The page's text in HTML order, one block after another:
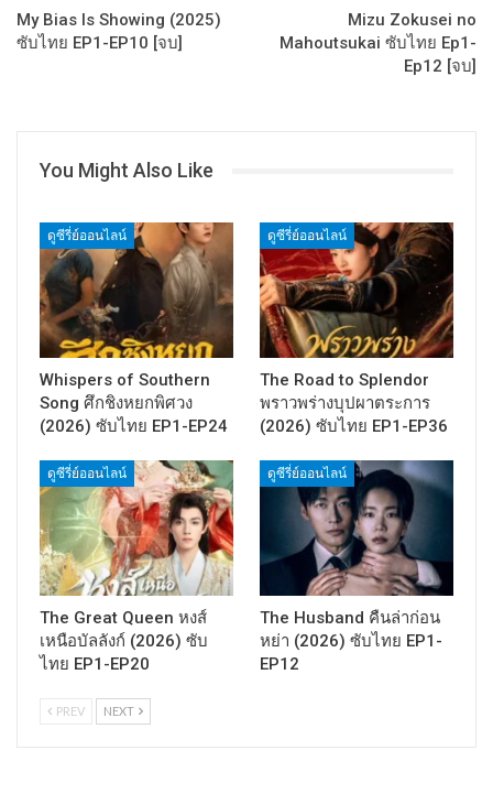
My Bias Is Showing (2025)
ซับไทย EP1-EP10 [จบ]
Mizu Zokusei no
Mahoutsukai ซับไทย Ep1-
Ep12 [จบ]
You Might Also Like
ดูซีรี่ย์ออนไลน์
Whispers of Southern
Song ศึกชิงหยกพิศวง
(2026) ซับไทย EP1-EP24
ดูซีรี่ย์ออนไลน์
The Road to Splendor
พราวพร่างบุปผาตระการ
(2026) ซับไทย EP1-EP36
ดูซีรี่ย์ออนไลน์
The Great Queen หงส์
เหนือบัลลังก์ (2026) ซับ
ไทย EP1-EP20
ดูซีรี่ย์ออนไลน์
The Husband คืนล่าก่อน
หย่า (2026) ซับไทย EP1-
EP12
PREV NEXT